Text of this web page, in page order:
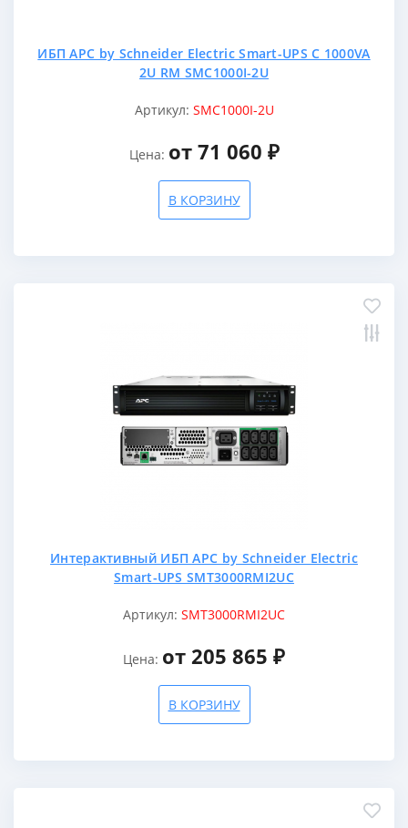
ИБП APC by Schneider Electric Smart-UPS C 1000VA
2U RM SMC1000I-2U
Артикул: SMC1000I-2U
Цена: от 71 060 ₽
В КОРЗИНУ
Интерактивный ИБП APC by Schneider Electric
Smart-UPS SMT3000RMI2UC
Артикул: SMT3000RMI2UC
Цена: от 205 865 ₽
В КОРЗИНУ